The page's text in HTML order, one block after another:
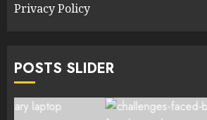
Privacy Policy
POSTS SLIDER